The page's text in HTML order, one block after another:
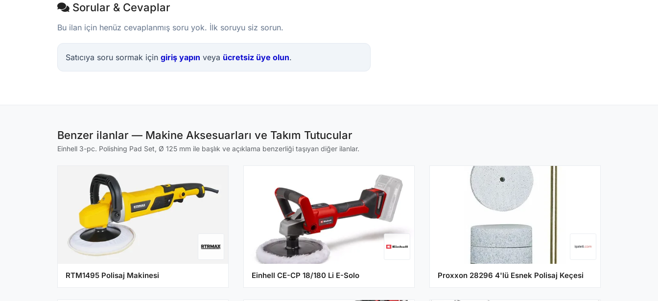
Sorular & Cevaplar
Bu ilan için henüz cevaplanmış soru yok. İlk soruyu siz sorun.
Satıcıya soru sormak için giriş yapın veya ücretsiz üye olun.
Benzer ilanlar — Makine Aksesuarları ve Takım Tutucular
Einhell 3-pc. Polishing Pad Set, Ø 125 mm ile başlık ve açıklama benzerliği taşıyan diğer ilanlar.
RTM1495 Polisaj Makinesi Einhell CE-CP 18/180 Li E-Solo Proxxon 28296 4'lü Esnek Polisaj Keçesi